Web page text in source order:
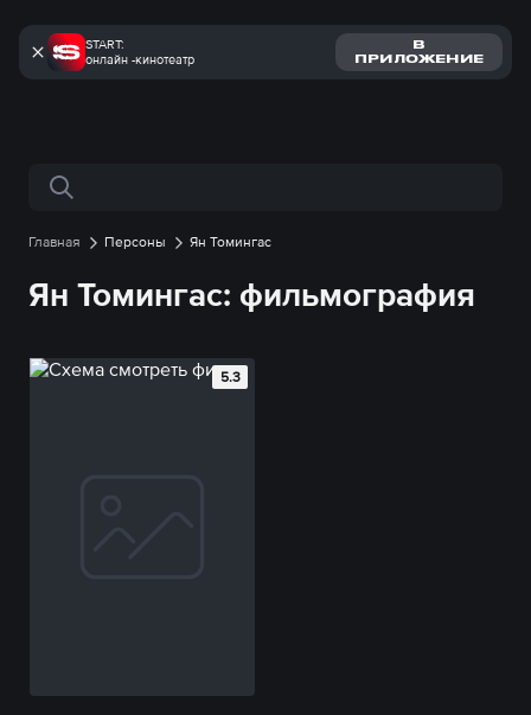
START:
онлайн -кинотеатр
В
ПРИЛОЖЕНИЕ
Поиск по сайту
Главная Персоны Ян Томингас
Ян Томингас: фильмография
5.3